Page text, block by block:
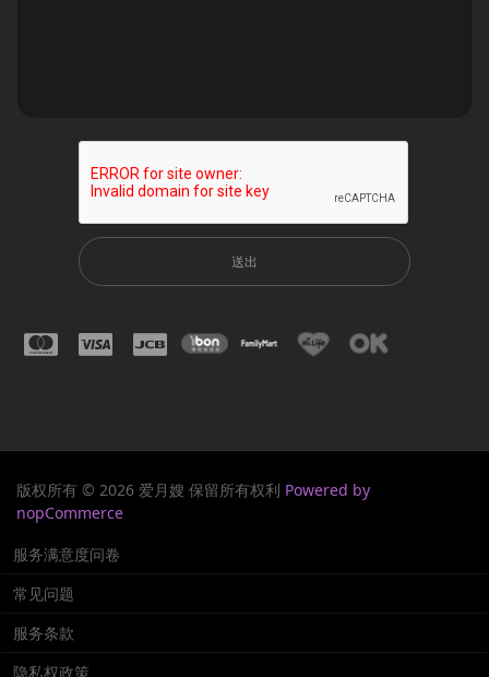
送出
版权所有 © 2026 爱月嫂 保留所有权利 Powered by
nopCommerce
服务满意度问卷
常见问题
服务条款
隐私权政策